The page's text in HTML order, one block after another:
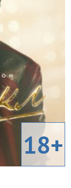
18+